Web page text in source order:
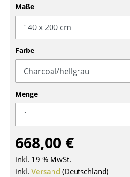
Schaukelstühle
Bürodrehstühle
Konferenzstühle
Einzelteile
... alle Sitzmöbel
Tische
Esstische
Beistelltische
Maße
Farbe
Menge
668,00 €
inkl. 19 % MwSt.
inkl. Versand (Deutschland)